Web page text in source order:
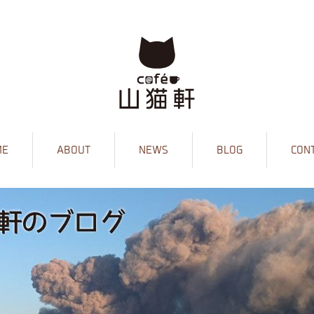
ABOUT NEWS BLOG